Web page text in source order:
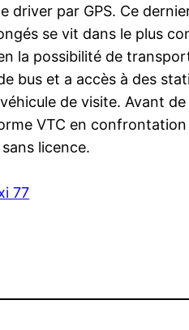
par GPS. Ce
se vit dans le plus
la possibilité de
bus et a accès à des
de visite. Avant
VTC en
licence.
77